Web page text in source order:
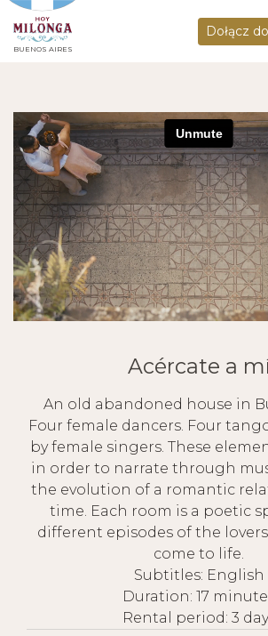
BUENOS AIRES
Dołącz
Acércate a
An old abandoned house in
Four female dancers. Four
by female singers. These
in order to narrate through
the evolution of a romantic
time. Each room is a poetic
different episodes of the
come to life.
Subtitles: English
Duration: 17
Rental period: 3